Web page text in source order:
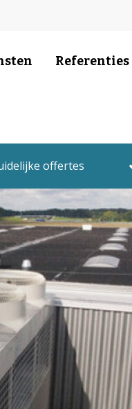
Referenties
offertes